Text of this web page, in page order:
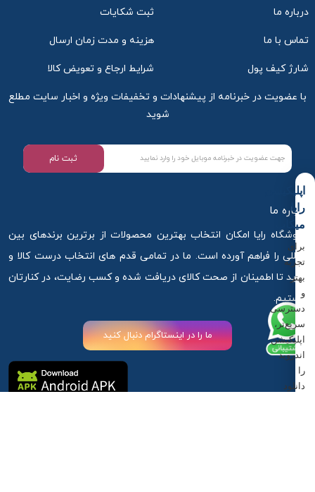
درباره ما ثبت شکایات
تماس با ما هزینه و مدت زمان ارسال
شارژ کیف پول شرایط ارجاع و تعویض کالا
با عضویت در خبرنامه از پیشنهادات و تخفیفات ویژه و اخبار سایت مطلع
شوید
ثبت نام
درباره ما
فروشگاه رایا امکان انتخاب بهترین محصولات از برترین برندهای بین
المللی را فراهم آورده است. ما در تمامی قدم های انتخاب درست کالا و
خرید تا اطمینان از صحت کالای دریافت شده و کسب رضایت، در کنارتان
هستیم.
ما را در اینستاگرام دنبال کنید
اپلیکیشن
رایا
میکاپ
برای
تجربه
بهتر
و
دسترسی
سریع‌تر،
اپلیکیشن
اندروید
را
دانلود